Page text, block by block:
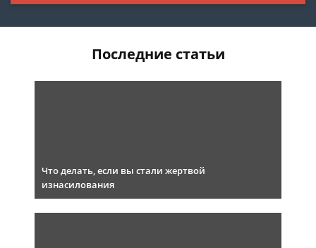
Последние статьи
Что делать, если вы стали жертвой
изнасилования